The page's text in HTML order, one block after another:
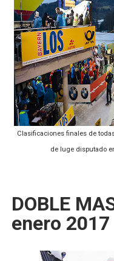
Raquel Rodriguez
Athletes Unlimited
Mundial de
Tour de Francia
Mundial de Fórmula
Clasificaciones finales de
de luge disputado
DOBLE
enero 2017